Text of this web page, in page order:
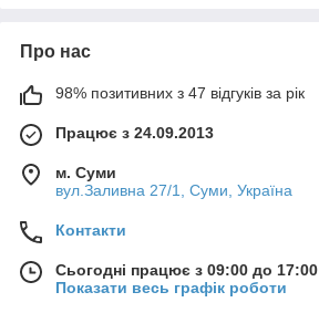
Про нас
98% позитивних з 47 відгуків за рік
Працює з 24.09.2013
м. Суми
вул.Заливна 27/1, Суми, Україна
Контакти
Сьогодні працює з 09:00 до 17:00
Показати весь графік роботи